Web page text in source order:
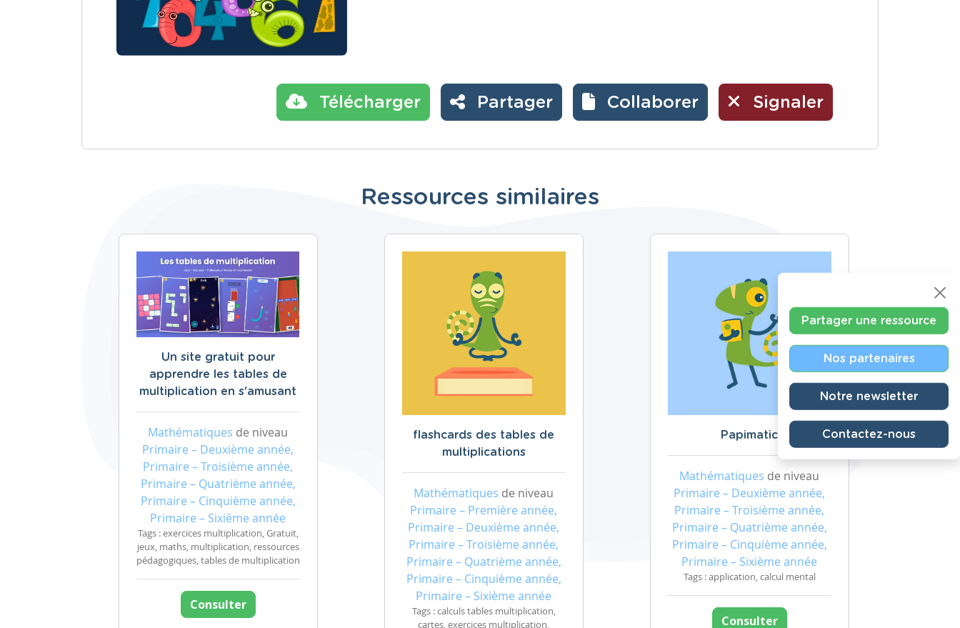
Télécharger Partager Collaborer Signaler
Ressources similaires
Un site gratuit pour
apprendre les tables de
multiplication en s'amusant
Mathématiques de niveau
Primaire – Deuxième année,
Primaire – Troisième année,
Primaire – Quatrième année,
Primaire – Cinquième année,
Primaire – Sixième année
Tags : exercices multiplication, Gratuit,
jeux, maths, multiplication, ressources
pédagogiques, tables de multiplication
Consulter
flashcards des tables de
multiplications
Mathématiques de niveau
Primaire – Première année,
Primaire – Deuxième année,
Primaire – Troisième année,
Primaire – Quatrième année,
Primaire – Cinquième année,
Primaire – Sixième année
Tags : calculs tables multiplication,
cartes, exercices multiplication,
Papimatic
Mathématiques de niveau
Primaire – Deuxième année,
Primaire – Troisième année,
Primaire – Quatrième année,
Primaire – Cinquième année,
Primaire – Sixième année
Tags : application, calcul mental
Consulter
Partager une ressource
Nos partenaires
Notre newsletter
Contactez-nous